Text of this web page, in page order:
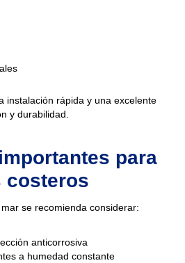
instalación rápida y una excelente
y durabilidad.
para
costeros
se recomienda considerar:
anticorrosiva
a humedad constante